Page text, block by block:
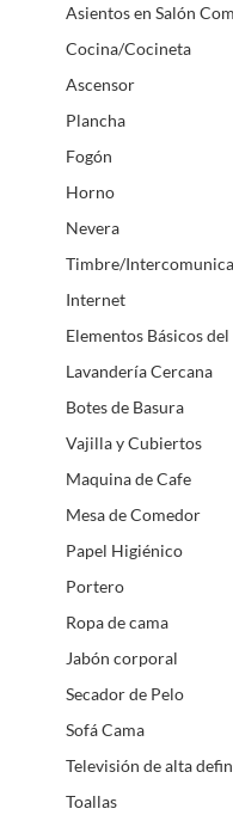
Asientos en Salón
Cocina/Cocineta
Ascensor
Plancha
Fogón
Horno
Nevera
Timbre/
Internet
Elementos Básicos
Lavandería Cercana
Botes de Basura
Vajilla y Cubiertos
Maquina de Cafe
Mesa de Comedor
Papel Higiénico
Portero
Ropa de cama
Jabón corporal
Secador de Pelo
Sofá Cama
Televisión de alta
Toallas